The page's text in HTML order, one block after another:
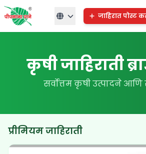
जाहिरात पोस्ट
कृषी जाहिराती
सर्वोत्तम कृषी उत्पादने आणि
प्रीमियम जाहिराती